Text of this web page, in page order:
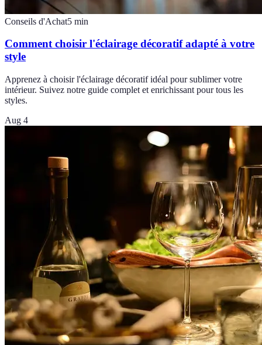
Conseils d'Achat5 min
Comment choisir l'éclairage décoratif adapté à votre
style
Apprenez à choisir l'éclairage décoratif idéal pour sublimer votre
intérieur. Suivez notre guide complet et enrichissant pour tous les
styles.
Aug 4